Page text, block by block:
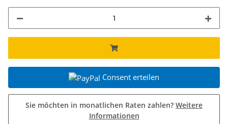
Consent erteilen
Sie möchten in monatlichen Raten zahlen? Weitere
Informationen